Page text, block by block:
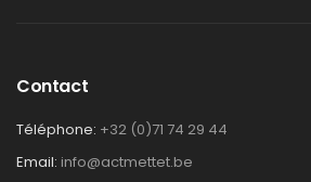
Contact
Téléphone: +32 (0)71 74 29 44
Email: info@actmettet.be